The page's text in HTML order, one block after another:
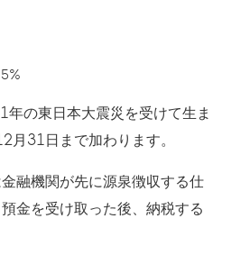
の東日本大震災を受けて生ま
月31日まで加わります。
融機関が先に源泉徴収する仕
金を受け取った後、納税する